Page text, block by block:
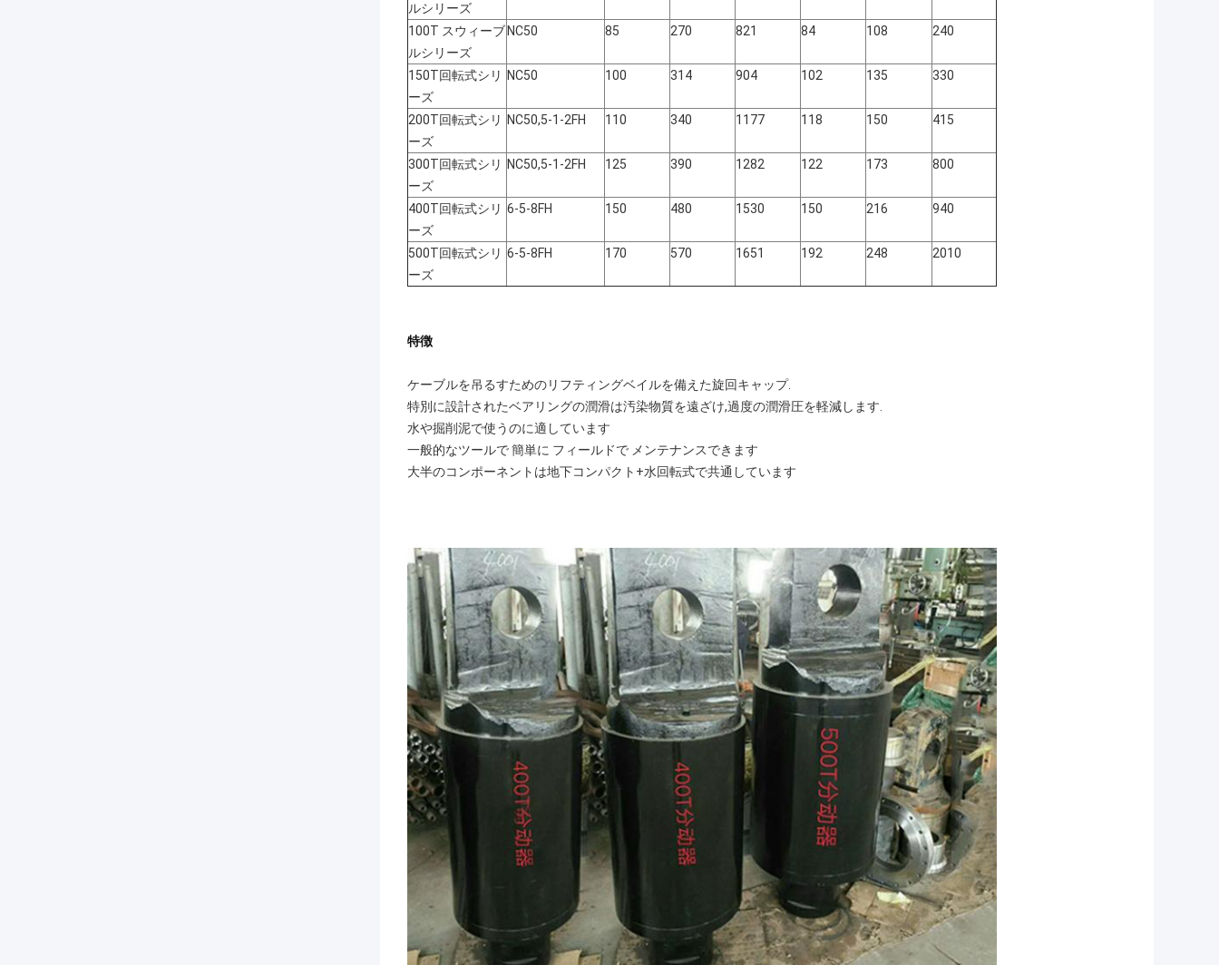
ルシリーズ
100T スウィーブ
ルシリーズ
NC50 85 270 821 84 108 240
150T回転式シリ
ーズ
NC50 100 314 904 102 135 330
200T回転式シリ
ーズ
NC50,5-1-2FH 110 340 1177 118 150 415
300T回転式シリ
ーズ
NC50,5-1-2FH 125 390 1282 122 173 800
400T回転式シリ
ーズ
6-5-8FH 150 480 1530 150 216 940
500T回転式シリ
ーズ
6-5-8FH 170 570 1651 192 248 2010
特徴
ケーブルを吊るすためのリフティングベイルを備えた旋回キャップ.
特別に設計されたベアリングの潤滑は汚染物質を遠ざけ,過度の潤滑圧を軽減します.
水や掘削泥で使うのに適しています
一般的なツールで 簡単に フィールドで メンテナンスできます
大半のコンポーネントは地下コンパクト+水回転式で共通しています